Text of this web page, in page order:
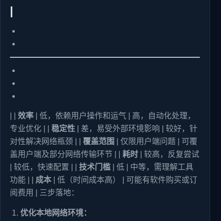
|
| |效率 | 低，依赖用户操作和运气 | 高，自动化处理，
专业优化 | |稳定性 | 差，易受外部环境影响 | 较好，针
对性解决网络瓶颈 | |覆盖范围
| 仅限用户端问题 | 可覆
盖用户端及部分网络传输环节 | |耗时 | 较高，反复尝试
| 较低，快速配置 | |技术门槛 | 低 | 中等，需理解工具
功能 | | 成本 | 低（时间成本高） | 可能有软件购买或订
阅费用 | 三步落地：
优化本地网络环境：